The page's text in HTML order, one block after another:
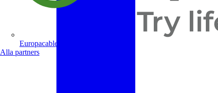
Europacable
Alla partners